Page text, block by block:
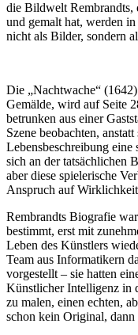
die Bildwelt Rembrandts,
und gemalt hat, werden
nicht als Bilder, sondern
Die „Nachtwache“
Gemälde, wird auf Seite
betrunken aus einer
Szene beobachten,
Lebensbeschreibung eine
sich an der tatsächlichen
aber diese spielerische
Anspruch auf
Rembrandts Biografie
bestimmt, erst mit
Leben des Künstlers
Team aus Informatikern
vorgestellt – sie hatten
Künstlicher Intelligenz in
zu malen, einen echten,
schon kein Original, dann